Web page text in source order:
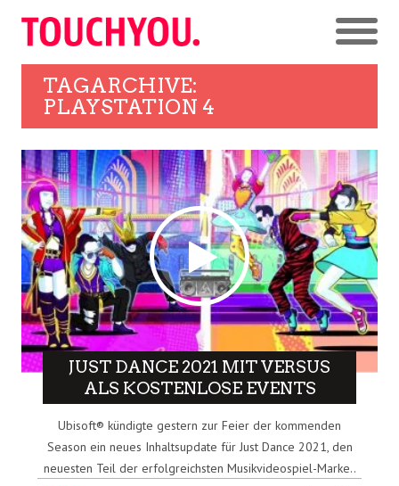
TAGARCHIVE:
PLAYSTATION 4
JUST DANCE 2021 MIT VERSUS
ALS KOSTENLOSE EVENTS
Ubisoft® kündigte gestern zur Feier der kommenden
Season ein neues Inhaltsupdate für Just Dance 2021, den
neuesten Teil der erfolgreichsten Musikvideospiel-Marke..